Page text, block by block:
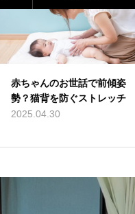
赤ちゃんのお世話で前傾姿
勢？猫背を防ぐストレッチ
2025.04.30